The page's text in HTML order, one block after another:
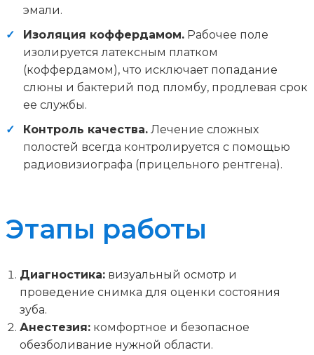
эмали.
Изоляция коффердамом. Рабочее поле
изолируется латексным платком
(коффердамом), что исключает попадание
слюны и бактерий под пломбу, продлевая срок
ее службы.
Контроль качества. Лечение сложных
полостей всегда контролируется с помощью
радиовизиографа (прицельного рентгена).
Этапы работы
Диагностика: визуальный осмотр и
проведение снимка для оценки состояния
зуба.
Анестезия: комфортное и безопасное
обезболивание нужной области.